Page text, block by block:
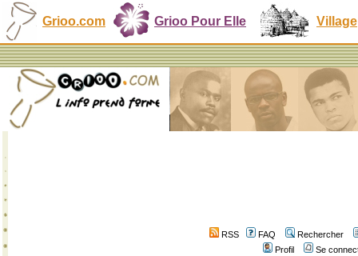
Grioo.com Grioo Pour Elle Village
RSS FAQ
Rechercher
Profil
Se